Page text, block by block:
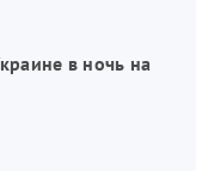
в ночь на